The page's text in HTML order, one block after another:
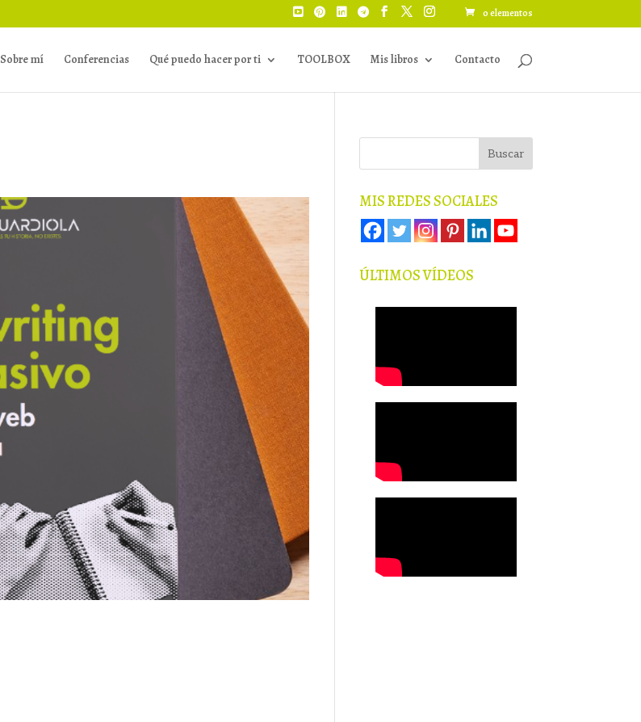
0 elementos
Sobre mí Conferencias Qué puedo hacer por ti TOOLBOX Mis libros Contacto
MIS REDES SOCIALES
ÚLTIMOS VÍDEOS